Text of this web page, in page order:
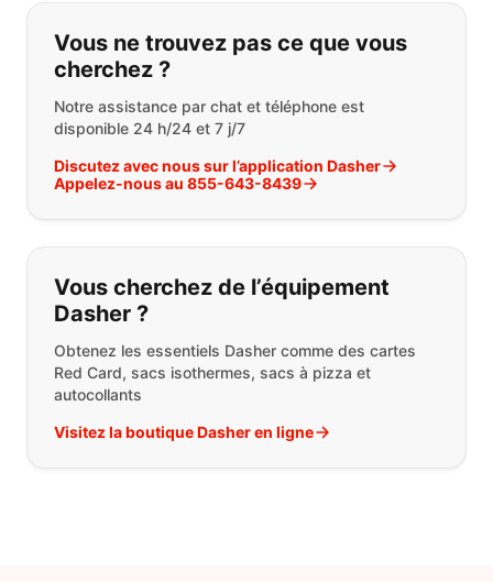
Si vous ne trouvez pas ce que vous
Vous ne trouvez pas ce que vous
cherchez ?
Notre assistance par chat et téléphone est
disponible 24 h/24 et 7 j/7
Discutez avec nous sur l’application Dasher
Appelez-nous au 855-643-8439
Vous cherchez de l’équipement
Dasher ?
Obtenez les essentiels Dasher comme des cartes
Red Card, sacs isothermes, sacs à pizza et
autocollants
Visitez la boutique Dasher en ligne